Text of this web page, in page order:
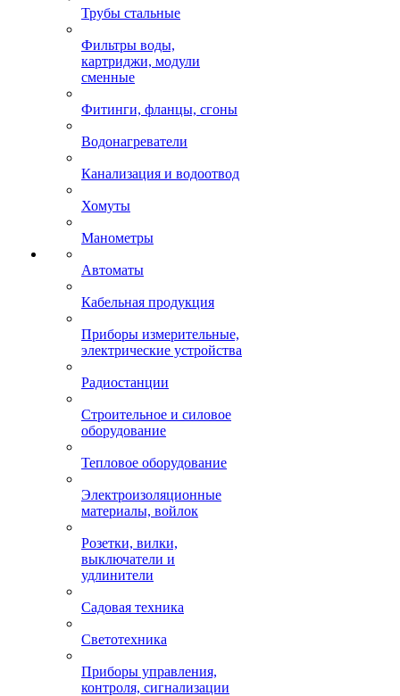
Трубы стальные
Фильтры воды,
картриджи, модули
сменные
Фитинги, фланцы, сгоны
Водонагреватели
Канализация и водоотвод
Хомуты
Манометры
Автоматы
Кабельная продукция
Приборы измерительные,
электрические устройства
Радиостанции
Строительное и силовое
оборудование
Тепловое оборудование
Электроизоляционные
материалы, войлок
Розетки, вилки,
выключатели и
удлинители
Садовая техника
Светотехника
Приборы управления,
контроля, сигнализации